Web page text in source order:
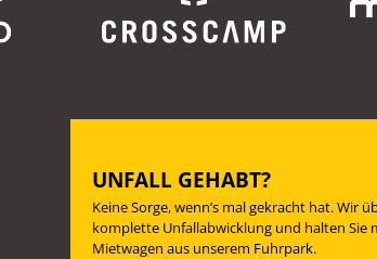
UNFALL GEHABT?
Keine Sorge, wenn’s mal gekracht hat. Wir
komplette Unfallabwicklung und halten Sie
Mietwagen aus unserem Fuhrpark.